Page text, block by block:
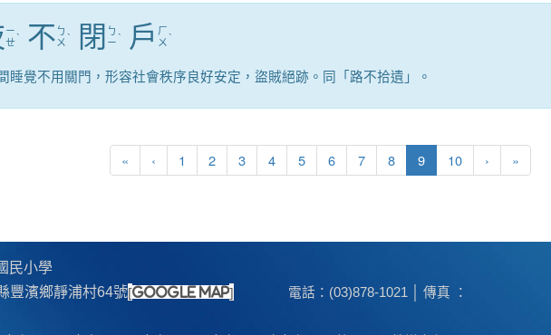
ㄧ
ㄝˋ 不 ㄅ
ㄨ ˋ 閉 ㄅ
ㄧˋ 戶 ㄏ
ㄨ ˋ
睡覺不用關門，形容社會秩序良好安定，盜賊絕跡。同「路不拾遺」。
«第一頁
‹上一頁
1 2 3 4 5 6 7 8 9(目前頁次)
10 ›下一頁
»最後頁
民小學
豐濱鄉靜浦村64號[google map]
電話：(03)878-1021 │ 傳真 ：